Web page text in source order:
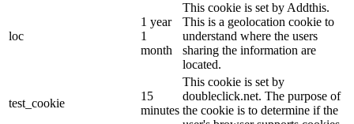
loc
1 year
1
month
This cookie is set by Addthis.
This is a geolocation cookie to
understand where the users
sharing the information are
located.
test_cookie
15
minutes
This cookie is set by
doubleclick.net. The purpose of
the cookie is to determine if the